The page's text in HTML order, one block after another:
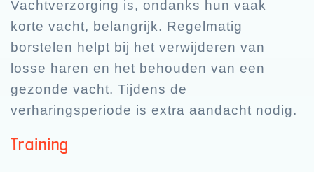
Vachtverzorging is, ondanks hun vaak
korte vacht, belangrijk. Regelmatig
borstelen helpt bij het verwijderen van
losse haren en het behouden van een
gezonde vacht. Tijdens de
verharingsperiode is extra aandacht nodig.
Training